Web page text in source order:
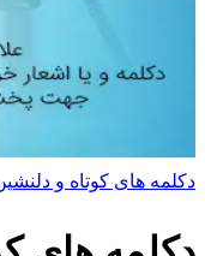
دکلمه های کوتاه و